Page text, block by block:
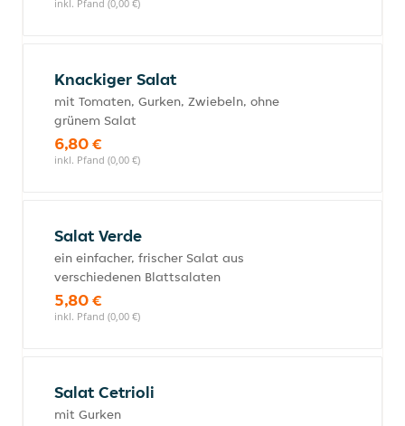
inkl. Pfand (0,00 €)
Knackiger Salat
mit Tomaten, Gurken, Zwiebeln, ohne
grünem Salat
6,80 €
inkl. Pfand (0,00 €)
Salat Verde
ein einfacher, frischer Salat aus
verschiedenen Blattsalaten
5,80 €
inkl. Pfand (0,00 €)
Salat Cetrioli
mit Gurken